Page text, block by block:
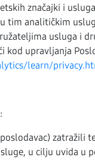
značajki i
tim analitičkim
usluga i
upravljanja
learn/
u cilju uvida u